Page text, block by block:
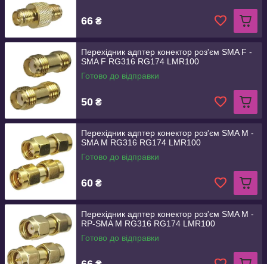
66 ₴
Перехідник адптер конектор роз'єм SMA F -
SMA F RG316 RG174 LMR100
Готово до відправки
50 ₴
Перехідник адптер конектор роз'єм SMA M -
SMA M RG316 RG174 LMR100
Готово до відправки
60 ₴
Перехідник адптер конектор роз'єм SMA M -
RP-SMA M RG316 RG174 LMR100
Готово до відправки